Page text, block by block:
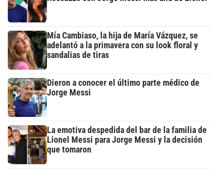
Mía Cambiaso, la hija de María Vázquez, se
adelantó a la primavera con su look floral y
sandalias de tiras
Dieron a conocer el último parte médico de
Jorge Messi
La emotiva despedida del bar de la familia de
Lionel Messi para Jorge Messi y la decisión
que tomaron